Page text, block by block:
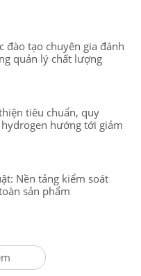
đào tạo chuyên gia đánh
quản lý chất lượng
tiêu chuẩn, quy
hướng tới giảm
Nền tảng kiểm soát
sản phẩm